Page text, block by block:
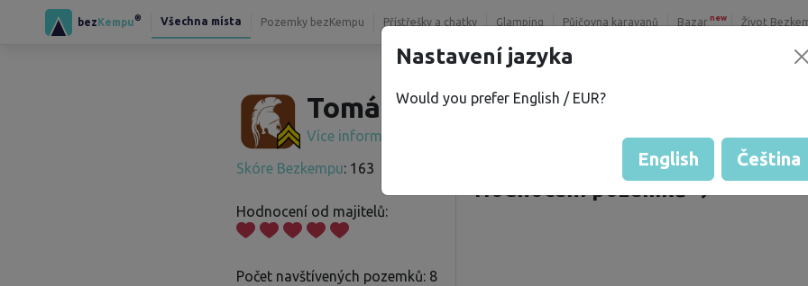
bezKempu® Všechna místa Pozemky bezKempu Přístřešky a chatky Glamping Půjčovna karavanů Bazar new Život
Tomáš R.
Více informací
Skóre Bezkempu: 163
Hodnocení od majitelů:
Počet navštívených pozemků: 8
Hodnocení hosta od majitelů
Hodnocení pozemků
Nastavení jazyka
Would you prefer English / EUR?
English Čeština